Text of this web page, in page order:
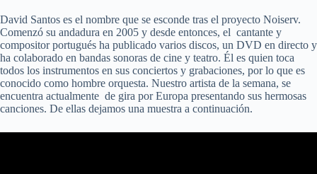
David Santos es el nombre que se esconde tras el proyecto Noiserv.
Comenzó su andadura en 2005 y desde entonces, el cantante y
compositor portugués ha publicado varios discos, un DVD en directo y
ha colaborado en bandas sonoras de cine y teatro. Él es quien toca
todos los instrumentos en sus conciertos y grabaciones, por lo que es
conocido como hombre orquesta. Nuestro artista de la semana, se
encuentra actualmente de gira por Europa presentando sus hermosas
canciones. De ellas dejamos una muestra a continuación.